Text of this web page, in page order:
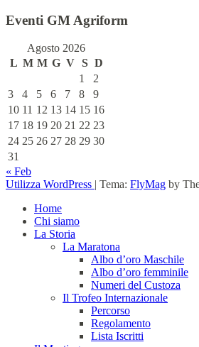
Eventi GM Agriform
Agosto 2026
L M M G V S D
1
2
3
4 5 6 7 8
9
10 11 12 13 14 15 16
17 18 19 20 21 22 23
24 25 26 27 28 29 30
31
« Feb
Utilizza WordPress | Tema: FlyMag by
Home
Chi siamo
La Storia
La Maratona
Albo d’oro Maschile
Albo d’oro femminile
Numeri del Custoza
Il Trofeo Internazionale
Percorso
Regolamento
Lista Iscritti